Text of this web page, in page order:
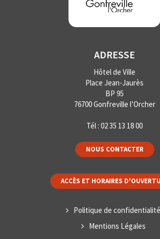
ADRESSE
Hôtel de Ville
Place Jean-Jaurès
BP 95
76700 Gonfreville l’Orcher
Tél : 02 35 13 18 00
NOUS CONTACTER
ACCÈS ET HORAIRES
Politique de confidentialité
Mentions Légales